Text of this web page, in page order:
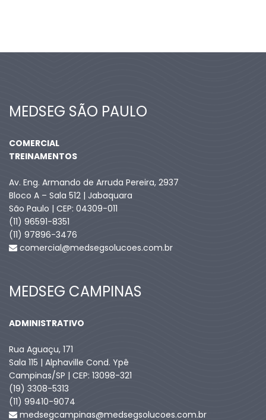
MEDSEG SÃO PAULO
COMERCIAL
TREINAMENTOS
Av. Eng. Armando de Arruda Pereira, 2937
Bloco A – Sala 512 | Jabaquara
São Paulo | CEP: 04309-011
(11) 96591-8351
(11) 97896-3476
comercial@medsegsolucoes.com.br
MEDSEG CAMPINAS
ADMINISTRATIVO
Rua Aguaçu, 171
Sala 115 | Alphaville Cond. Ypê
Campinas/SP | CEP: 13098-321
(19) 3308-5313
(11) 99410-9074​
medsegcampinas@medsegsolucoes.com.br